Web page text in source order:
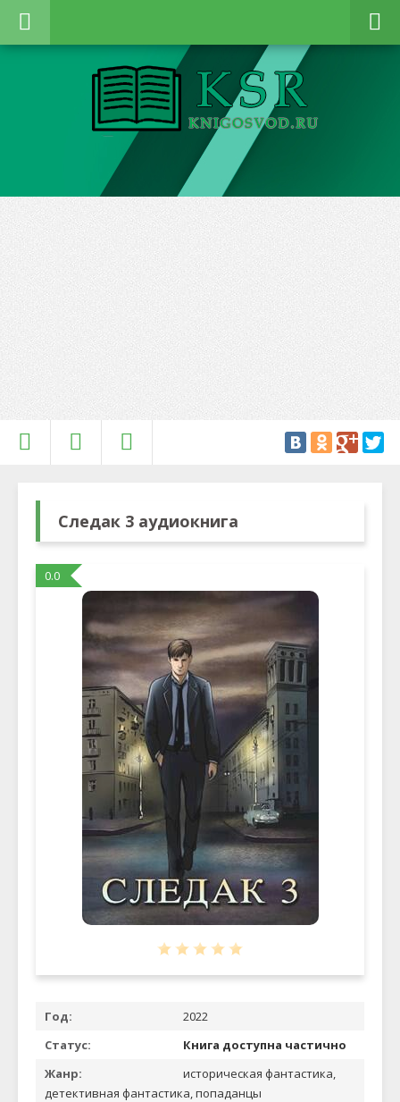
Следак 3 аудиокнига
0.0
Год:
2022
Статус:
Книга доступна частично
Жанр:
историческая фантастика,
детективная фантастика, попаданцы